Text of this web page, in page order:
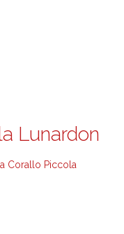
Lunardon
Corallo Piccola